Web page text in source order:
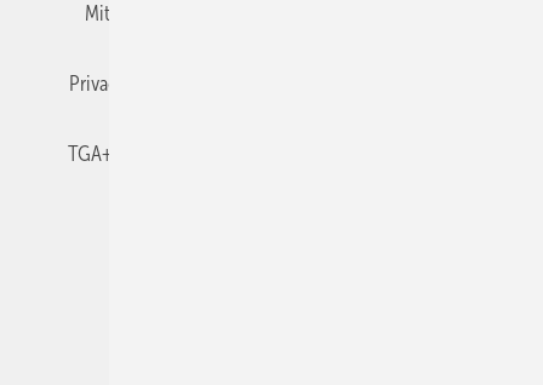
Mitgliedschaften und Engagement
Privacy Manager
TGA+E-WissensCheck